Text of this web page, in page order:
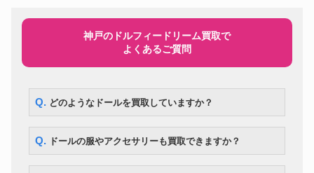
イデン SD 真紅
ドール
スーパードルフィー SDエリザベ
ライン 血盟騎士団 甲冑 フルセ
カちゃんハウス 少女漫画家 牧美
也子イラスト付
神戸のドルフィードリーム買取で
よくあるご質問
Q. どのようなドールを買取していますか？
Q. ドールの服やアクセサリーも買取できますか？